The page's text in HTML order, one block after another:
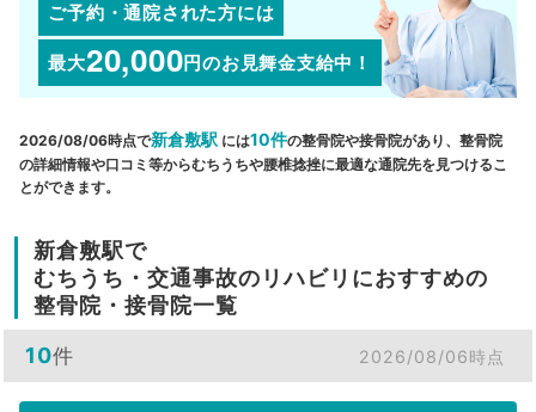
ご予約・通院された方には
最大20,000円のお見舞金支給中！
2026/08/06時点で新倉敷駅 には10件の整骨院や接骨院があり、整骨院
の詳細情報や口コミ等からむちうちや腰椎捻挫に最適な通院先を見つけるこ
とができます。
新倉敷駅で
むちうち・交通事故のリハビリにおすすめの
整骨院・接骨院一覧
10件 2026/08/06時点